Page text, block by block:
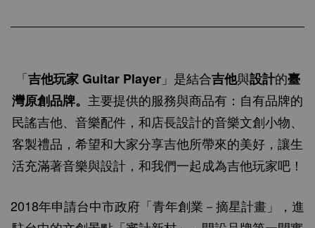
「吉他玩家 Guitar Player」是結合吉他與設計的臺
灣原創品牌。 主要提供的服務與商品有：自有品牌的
民謠吉他、音樂配件，和店長設計的音樂文創小物、
客製禮品，希望和大家分享吉他所帶來的美好，讓生
活充滿著音樂與設計，和我們一起成為吉他玩家吧！
2018年申請台中市政府「青年創業－摘星計畫」，進